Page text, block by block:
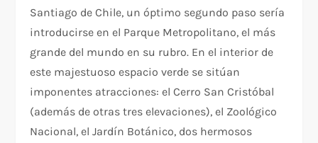
Santiago de Chile, un óptimo segundo paso sería
introducirse en el Parque Metropolitano, el más
grande del mundo en su rubro. En el interior de
este majestuoso espacio verde se sitúan
imponentes atracciones: el Cerro San Cristóbal
(además de otras tres elevaciones), el Zoológico
Nacional, el Jardín Botánico, dos hermosos